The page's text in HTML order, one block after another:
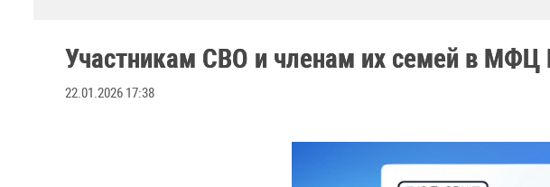
Участникам СВО и членам их семей в МФЦ
22.01.2026 17:38